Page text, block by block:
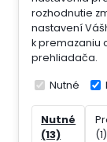
rozhodnutie
nastavení
k premazaniu
prehliadača.
Nutné
Nutné
(13)
(1)